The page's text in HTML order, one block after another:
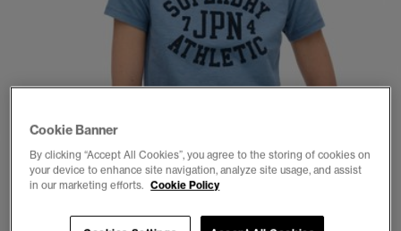
Cookie Banner
By clicking “Accept All Cookies”, you agree to the storing of cookies on
your device to enhance site navigation, analyze site usage, and assist
in our marketing efforts. Cookie Policy